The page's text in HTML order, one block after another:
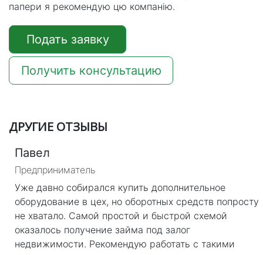
папери я рекомендую цю компанію.
Подать заявку
Получить консультацию
ДРУГИЕ ОТЗЫВЫ
Павел
Предприниматель
Уже давно собирался купить дополнительное
оборудование в цех, но оборотных средств попросту
не хватало. Самой простой и быстрой схемой
оказалось получение займа под залог
недвижимости. Рекомендую работать с такими